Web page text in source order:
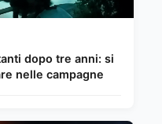
dopo tre anni: si
nelle campagne